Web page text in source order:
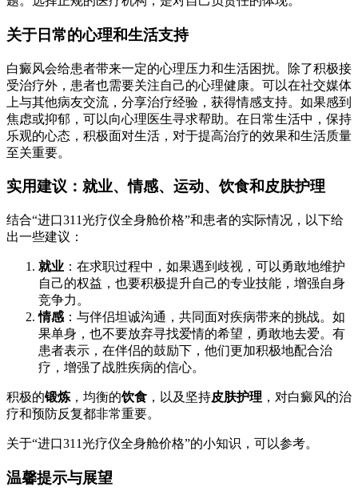
关于日常的心理和生活支持
白癜风会给患者带来一定的心理压力和生活困扰。除了积极接
受治疗外，患者也需要关注自己的心理健康。可以在社交媒体
上与其他病友交流，分享治疗经验，获得情感支持。如果感到
焦虑或抑郁，可以向心理医生寻求帮助。在日常生活中，保持
乐观的心态，积极面对生活，对于提高治疗的效果和生活质量
至关重要。
实用建议：就业、情感、运动、饮食和皮肤护理
结合“进口311光疗仪全身舱价格”和患者的实际情况，以下给
出一些建议：
就业 ：在求职过程中，如果遇到歧视，可以勇敢地维护
自己的权益，也要积极提升自己的专业技能，增强自身
竞争力。
情感 ：与伴侣坦诚沟通，共同面对疾病带来的挑战。如
果单身，也不要放弃寻找爱情的希望，勇敢地去爱。有
患者表示，在伴侣的鼓励下，他们更加积极地配合治
疗，增强了战胜疾病的信心。
积极的锻炼 ，均衡的饮食 ，以及坚持皮肤护理 ，对白癜风的治
疗和预防反复都非常重要。
关于“进口311光疗仪全身舱价格”的小知识，可以参考。
温馨提示与展望